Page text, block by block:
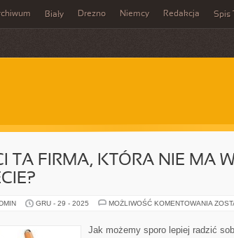
Biały Drezno Niemcy Redakcja Spis
TA FIRMA, KTÓRA NIE MA
GRU - 29 - 2025 MOŻLIWOŚĆ KOMENTOWANIA CO
Jak możemy sporo lepiej radzić